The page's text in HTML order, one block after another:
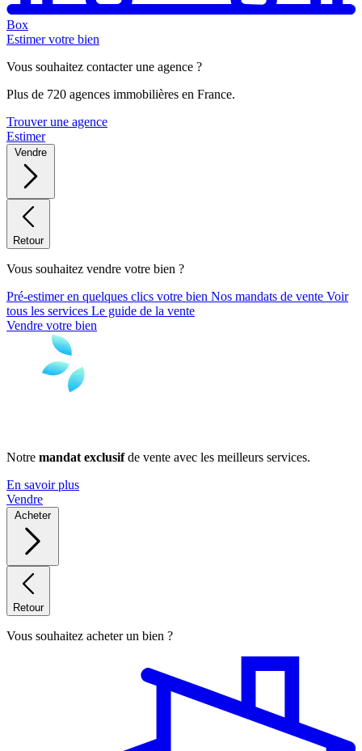
Box
Estimer votre bien
Vous souhaitez contacter une agence ?
Plus de 720 agences immobilières en France.
Trouver une agence
Estimer
Vendre
Retour
Vous souhaitez vendre votre bien ?
Pré-estimer en quelques clics votre bien Nos mandats de vente Voir
tous les services Le guide de la vente
Vendre votre bien
Notre mandat exclusifde vente avec les meilleurs services.
En savoir plus
Vendre
Acheter
Retour
Vous souhaitez acheter un bien ?